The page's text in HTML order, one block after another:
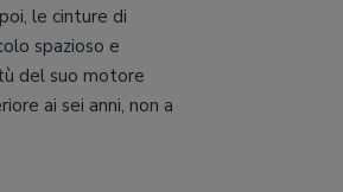
le cinture di
spazioso e
del suo motore
ai sei anni, non a